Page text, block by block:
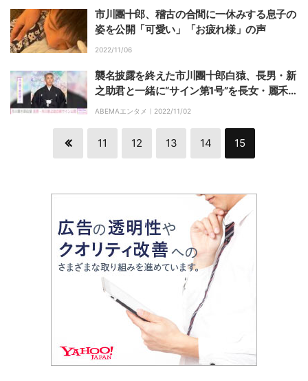
市川團十郎、稽古の合間に一休みする息子の
姿を公開「可愛い」「お疲れ様」の声
2022/11/06
襲名披露を終えた市川團十郎白猿、長男・新
之助君と一緒に“サイン第1号”を長女・麗禾
ちゃんにプレゼント
ABEMAエンタメ｜ 2022/11/02
11 12 13 14 15